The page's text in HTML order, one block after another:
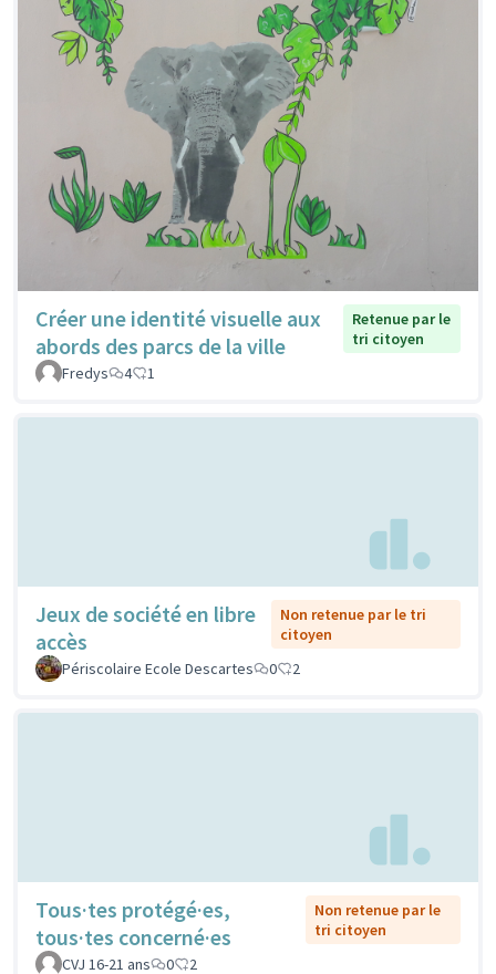
Créer une identité visuelle aux
abords des parcs de la ville
Retenue par le
tri citoyen
Fredys
4 1
Jeux de société en libre
accès
Non retenue par le tri
citoyen
Périscolaire Ecole Descartes
0 2
Tous·tes protégé·es,
tous·tes concerné·es
Non retenue par le
tri citoyen
CVJ 16-21 ans
0 2